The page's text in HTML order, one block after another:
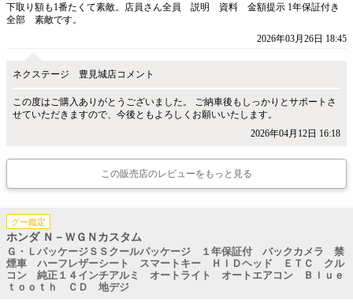
下取り額も1番たくて素敵。店員さん全員 説明 資料 金額提示 1年保証付き
全部 素敵です。
2026年03月26日 18:45
ネクステージ 豊見城店コメント
この度はご購入ありがとうございました。 ご納車後もしっかりとサポートさ
せていただきますので、今後ともよろしくお願いいたします。
2026年04月12日 16:18
この販売店のレビューをもっと見る
グー鑑定
ホンダ Ｎ－ＷＧＮカスタム
Ｇ・ＬパッケージＳＳクールパッケージ １年保証付 バックカメラ 禁
煙車 ハーフレザーシート スマートキー ＨＩＤヘッド ＥＴＣ クル
コン 純正１４インチアルミ オートライト オートエアコン Ｂｌｕｅ
ｔｏｏｔｈ ＣＤ 地デジ